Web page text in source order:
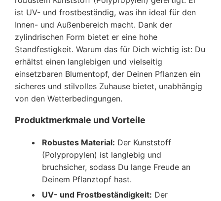
ist UV- und frostbeständig, was ihn ideal für den
Innen- und Außenbereich macht. Dank der
zylindrischen Form bietet er eine hohe
Standfestigkeit. Warum das für Dich wichtig ist: Du
erhältst einen langlebigen und vielseitig
einsetzbaren Blumentopf, der Deinen Pflanzen ein
sicheres und stilvolles Zuhause bietet, unabhängig
von den Wetterbedingungen.
Produktmerkmale und Vorteile
Robustes Material: Der Kunststoff
(Polypropylen) ist langlebig und
bruchsicher, sodass Du lange Freude an
Deinem Pflanztopf hast.
UV- und Frostbeständigkeit: Der